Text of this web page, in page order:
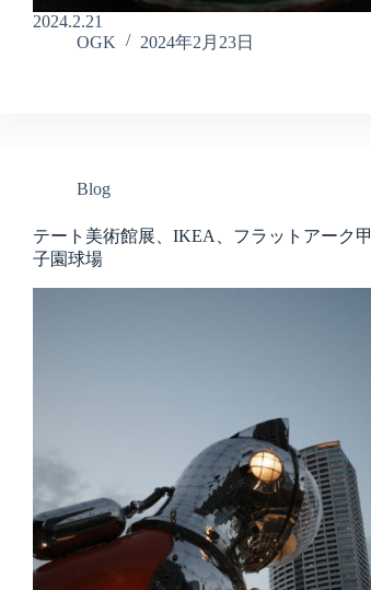
2024.2.21
OGK
2024年2月23日
Blog
テート美術館展、IKEA、フラットアーク甲
子園球場